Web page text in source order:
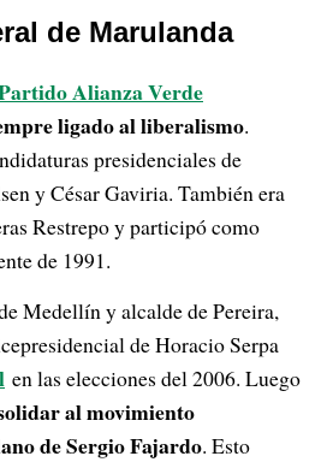
de Marulanda
Alianza Verde
ligado al liberalismo.
presidenciales de
y César Gaviria. También era
Restrepo y participó como
de 1991.
Medellín y alcalde de Pereira,
de Horacio Serpa
en las elecciones del 2006. Luego
al movimiento
de Sergio Fajardo. Esto